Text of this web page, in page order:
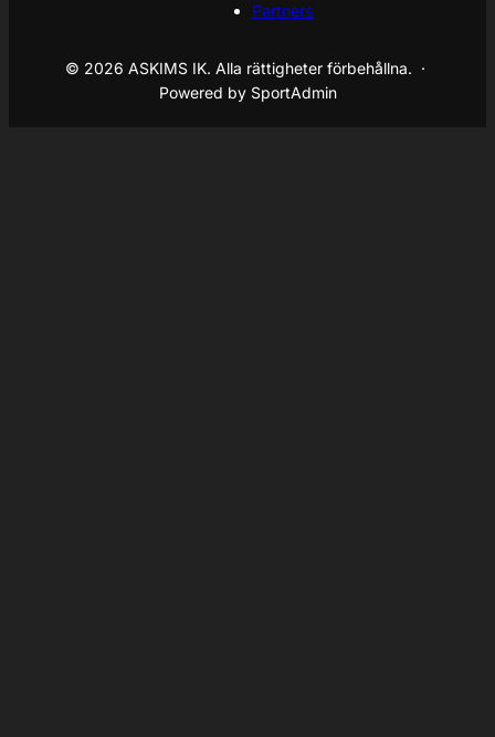
Partners
© 2026 ASKIMS IK. Alla rättigheter förbehållna. ·
Powered by SportAdmin